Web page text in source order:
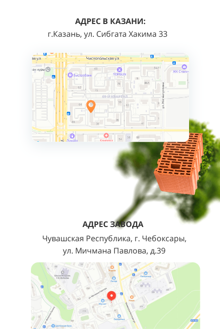
АДРЕС В КАЗАНИ:
г.Казань, ул. Сибгата Хакима 33
АДРЕС ЗАВОДА
Чувашская Республика, г. Чебоксары,
ул. Мичмана Павлова, д.39